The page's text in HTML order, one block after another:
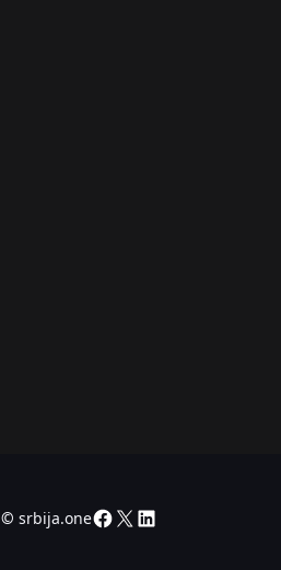
© srbija.oneFacebook
X LinkedIn